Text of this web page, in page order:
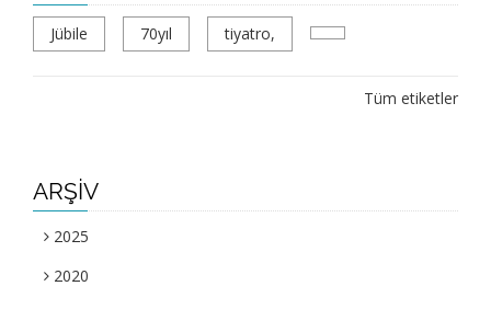
Jübile 70yıl tiyatro,
Tüm etiketler
ARŞİV
2025
2020